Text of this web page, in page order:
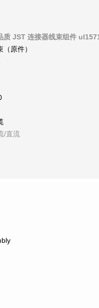
质 JST 连接器线束组件
（原件）
/直流